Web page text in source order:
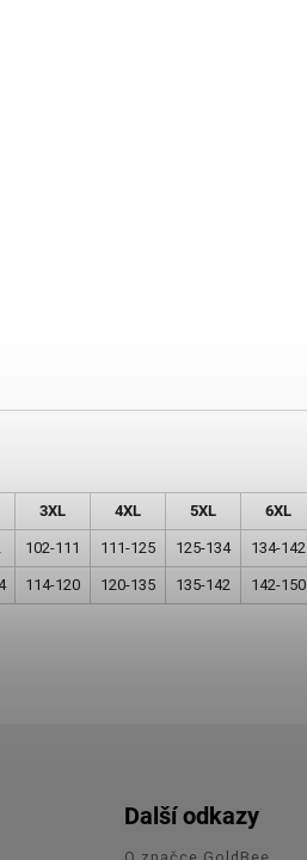
3XL 4XL 5XL 6XL
102-111 111-125 125-134 134-142
114-120 120-135 135-142 142-150
Další odkazy